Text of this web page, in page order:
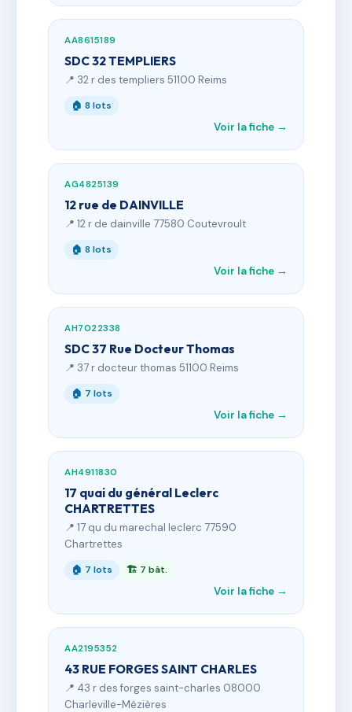
AA8615189
SDC 32 TEMPLIERS
📍 32 r des templiers 51100 Reims
🏠 8 lots
Voir la fiche →
AG4825139
12 rue de DAINVILLE
📍 12 r de dainville 77580 Coutevroult
🏠 8 lots
Voir la fiche →
AH7022338
SDC 37 Rue Docteur Thomas
📍 37 r docteur thomas 51100 Reims
🏠 7 lots
Voir la fiche →
AH4911830
17 quai du général Leclerc
CHARTRETTES
📍 17 qu du marechal leclerc 77590
Chartrettes
🏠 7 lots 🏗 7 bât.
Voir la fiche →
AA2195352
43 RUE FORGES SAINT CHARLES
📍 43 r des forges saint-charles 08000
Charleville-Mézières